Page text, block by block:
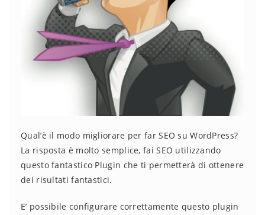
Qual’è il modo migliorare per far SEO su WordPress?
La risposta è molto semplice, fai SEO utilizzando
questo fantastico Plugin che ti permetterà di ottenere
dei risultati fantastici.
E’ possibile configurare correttamente questo plugin